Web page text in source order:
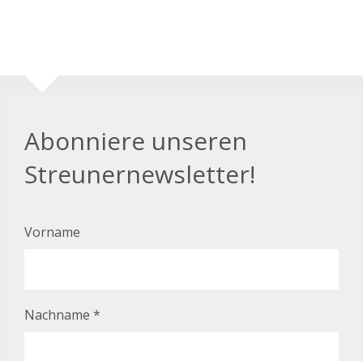
Abonniere unseren
Streunernewsletter!
Vorname
Nachname *